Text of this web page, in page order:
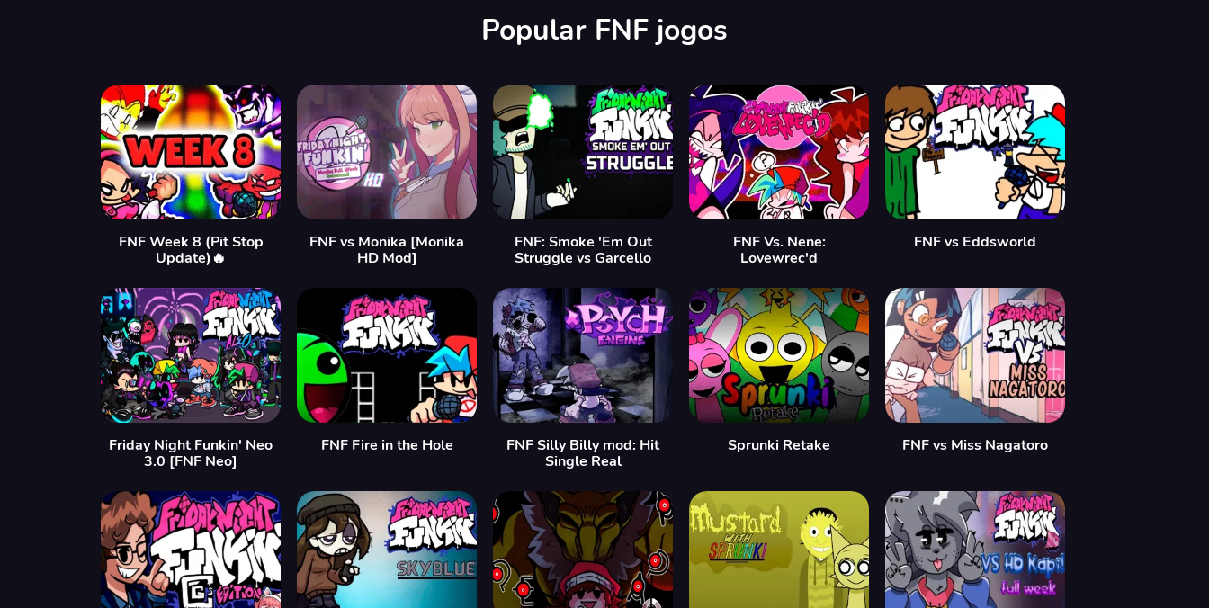
Popular FNF jogos
FNF Week 8 (Pit Stop
Update)🔥
FNF vs Monika [Monika
HD Mod]
FNF: Smoke 'Em Out
Struggle vs Garcello
FNF Vs. Nene:
Lovewrec'd
FNF vs Eddsworld
Friday Night Funkin' Neo
3.0 [FNF Neo]
FNF Fire in the Hole
FNF Silly Billy mod: Hit
Single Real
Sprunki Retake FNF vs Miss Nagatoro